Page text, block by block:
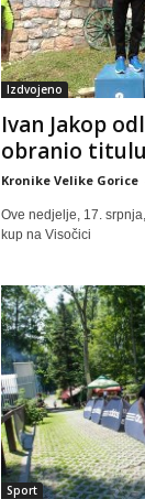
Izdvojeno
Ivan Jakop
obranio
Kronike Velike Gorice
Ove nedjelje, 17.
kup na Visočici
Sport